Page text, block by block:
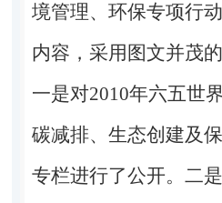
境管理、环保专项行
内容，采用图文并茂
一是对2010年六五世
碳减排、生态创建及
专栏进行了公开。二